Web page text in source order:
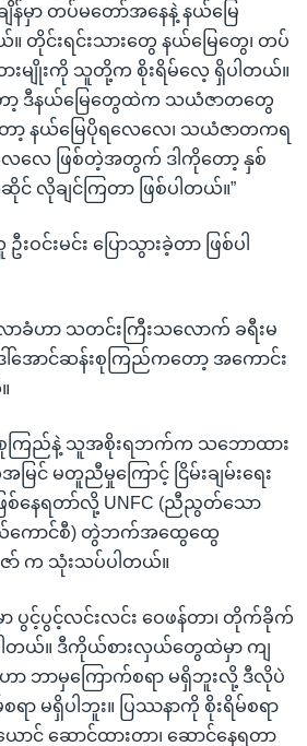
မှာ တပ်မတော်အနေနဲ့ နယ်မြေ
တိုင်းရင်းသားတွေ နယ်မြေတွေ၊ တပ်
းမျိုးကို သူတို့က စိုးရိမ်လေ့ ရှိပါတယ်။
ာ့ ဒီနယ်မြေတွေထဲက သယံဇာတတွေ
ော့ နယ်မြေပိုရလေလေ၊ သယံဇာတကရ
ေလေ ဖြစ်တဲ့အတွက် ဒါကိုတော့ နှစ်
လိုချင်ကြတာ ဖြစ်ပါတယ်။”
ဝင်းမင်း ပြောသွားခဲ့တာ ဖြစ်ပါ
ာခံဟာ သတင်းကြီးသလောက် ခရီးမ
ါ်အောင်ဆန်းစုကြည်ကတော့ အကောင်း
းစုကြည်နဲ့ သူအစိုးရဘက်က သဘောထား
င် မတူညီမှုကြောင့် ငြိမ်းချမ်းရေး
ြစ်နေရတာ်လို့ UNFC (ညီညွတ်သော
ယ်ကောင်စီ) တွဲဘက်အထွေထွေ
ော် က သုံးသပ်ပါတယ်။
ပွင့်ပွင့်လင်းလင်း ဝေဖန်တာ၊ တိုက်ခိုက်
ါတယ်။ ဒီကိုယ်စားလှယ်တွေထဲမှာ ကျ
ဘာမှကြောက်စရာ မရှိဘူးလို့ ဒီလိုပဲ
ာ မရှိပါဘူး။ ပြဿနာကို စိုးရိမ်စရာ
ောင် ဆောင်ထားတာ၊ ဆောင်နေရတာ